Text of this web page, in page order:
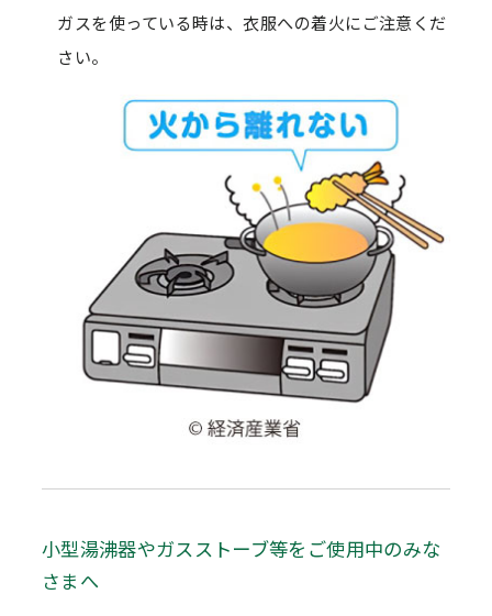
ガスを使っている時は、衣服への着火にご注意くだ
さい。
小型湯沸器やガスストーブ等をご使用中のみな
さまへ